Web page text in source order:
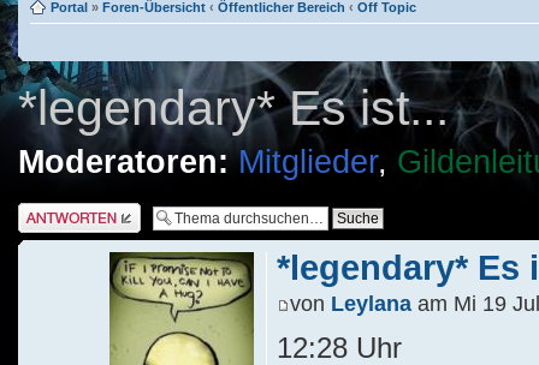
Portal » Foren-Übersicht ‹ Öffentlicher Bereich ‹ Off Topic
*legendary* Es ist...
Moderatoren: Mitglieder,
Antwort schreiben
*legendary* Es
von Leylanaam Mi 19
12:28 Uhr